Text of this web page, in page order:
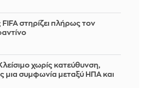
FIFA στηρίζει πλήρως τον
χωρίς κατεύθυνση,
μια συμφωνία μεταξύ ΗΠΑ και